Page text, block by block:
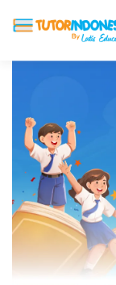
BIAYA LES
BLOG